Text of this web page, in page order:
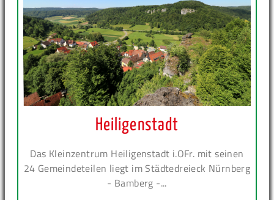
Heiligenstadt
Das Kleinzentrum Heiligenstadt i.OFr. mit seinen
24 Gemeindeteilen liegt im Städtedreieck Nürnberg
- Bamberg -...